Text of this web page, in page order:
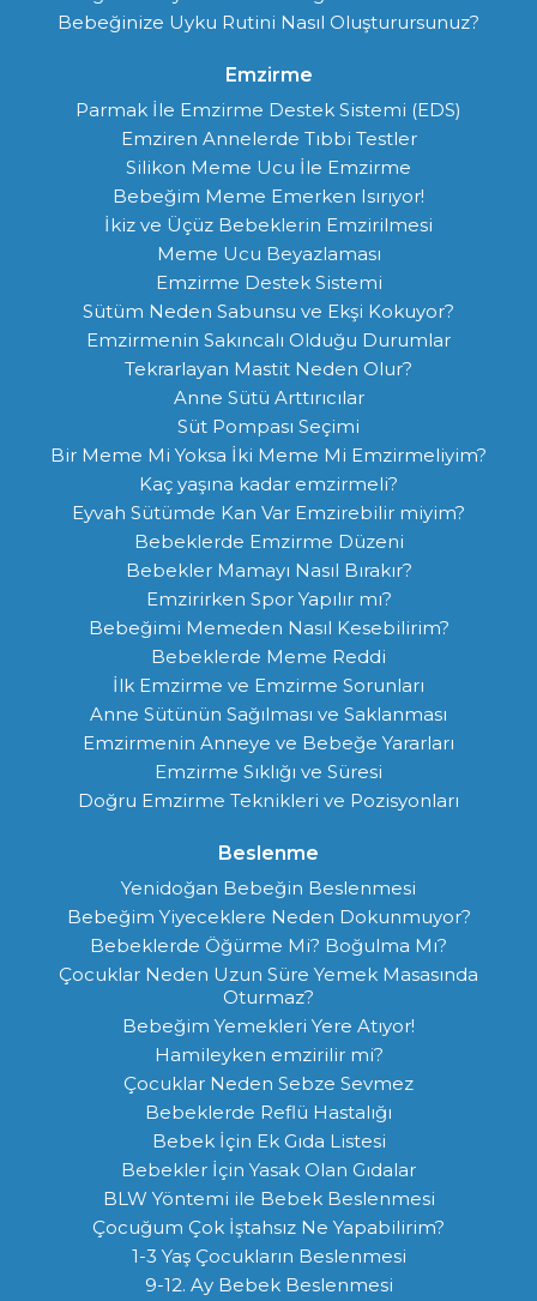
Bebeğinize Uyku Rutini Nasıl Oluşturursunuz?
Emzirme
Parmak İle Emzirme Destek Sistemi (EDS)
Emziren Annelerde Tıbbi Testler
Silikon Meme Ucu İle Emzirme
Bebeğim Meme Emerken Isırıyor!
İkiz ve Üçüz Bebeklerin Emzirilmesi
Meme Ucu Beyazlaması
Emzirme Destek Sistemi
Sütüm Neden Sabunsu ve Ekşi Kokuyor?
Emzirmenin Sakıncalı Olduğu Durumlar
Tekrarlayan Mastit Neden Olur?
Anne Sütü Arttırıcılar
Süt Pompası Seçimi
Bir Meme Mi Yoksa İki Meme Mi Emzirmeliyim?
Kaç yaşına kadar emzirmeli?
Eyvah Sütümde Kan Var Emzirebilir miyim?
Bebeklerde Emzirme Düzeni
Bebekler Mamayı Nasıl Bırakır?
Emzirirken Spor Yapılır mı?
Bebeğimi Memeden Nasıl Kesebilirim?
Bebeklerde Meme Reddi
İlk Emzirme ve Emzirme Sorunları
Anne Sütünün Sağılması ve Saklanması
Emzirmenin Anneye ve Bebeğe Yararları
Emzirme Sıklığı ve Süresi
Doğru Emzirme Teknikleri ve Pozisyonları
Beslenme
Yenidoğan Bebeğin Beslenmesi
Bebeğim Yiyeceklere Neden Dokunmuyor?
Bebeklerde Öğürme Mi? Boğulma Mı?
Çocuklar Neden Uzun Süre Yemek Masasında
Oturmaz?
Bebeğim Yemekleri Yere Atıyor!
Hamileyken emzirilir mi?
Çocuklar Neden Sebze Sevmez
Bebeklerde Reflü Hastalığı
Bebek İçin Ek Gıda Listesi
Bebekler İçin Yasak Olan Gıdalar
BLW Yöntemi ile Bebek Beslenmesi
Çocuğum Çok İştahsız Ne Yapabilirim?
1-3 Yaş Çocukların Beslenmesi
9-12. Ay Bebek Beslenmesi